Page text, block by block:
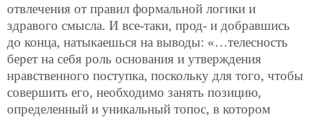
отвлечения от правил формальной логики и
здравого смысла. И все-таки, прод- и добравшись
до конца, натыкаешься на выводы: «…телесность
берет на себя роль основания и утверждения
нравственного поступка, поскольку для того, чтобы
совершить его, необходимо занять позицию,
определенный и уникальный топос, в котором